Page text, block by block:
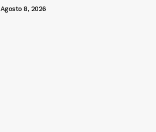
Agosto 8, 2026